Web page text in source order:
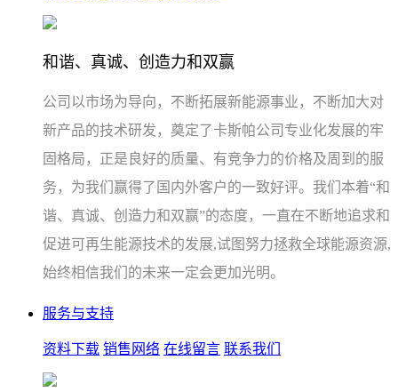
和谐、真诚、创造力和双赢
公司以市场为导向，不断拓展新能源事业，不断加大对
新产品的技术研发，奠定了卡斯帕公司专业化发展的牢
固格局，正是良好的质量、有竞争力的价格及周到的服
务，为我们赢得了国内外客户的一致好评。我们本着“和
谐、真诚、创造力和双赢”的态度，一直在不断地追求和
促进可再生能源技术的发展,试图努力拯救全球能源资源,
始终相信我们的未来一定会更加光明。
服务与支持
资料下载 销售网络 在线留言 联系我们